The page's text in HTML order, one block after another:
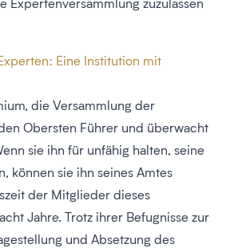
Eine Institution mit
die Versammlung der
Obersten Führer und überwacht
sie ihn für unfähig halten, seine
können sie ihn seines Amtes
der Mitglieder dieses
Jahre. Trotz ihrer Befugnisse zur
und Absetzung des